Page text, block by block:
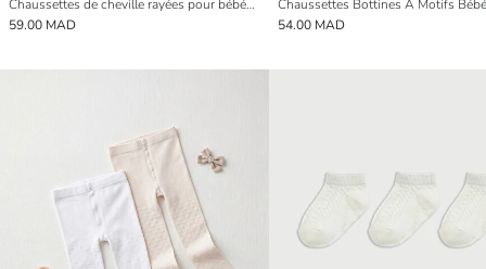
Chaussettes de cheville rayées pour bébés filles - Lot de 5
59.00 MAD
54.00 MAD